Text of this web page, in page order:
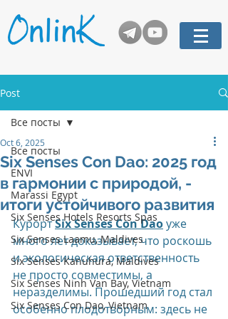
Post
Все посты
ENVI
Marassi Egypt
Six Senses Hotels Resorts Spas
Six Senses Laamu, Maldives
Six Senses Kanuhura, Maldives
Six Senses Ninh Van Bay, Vietnam
Six Senses Con Dao, Vietnam
Все посты
Six Senses Con Dao: 2025 год
в гармонии с природой, -
итоги устойчивого развития
Oct 6, 2025
Курорт Six Senses Con Daoуже
много лет доказывает, что роскошь
и экологическая ответственность
не просто совместимы, а
неразделимы. Прошедший год стал
особенно плодотворным: здесь не